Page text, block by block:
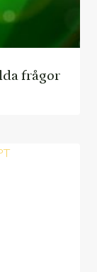
frågor